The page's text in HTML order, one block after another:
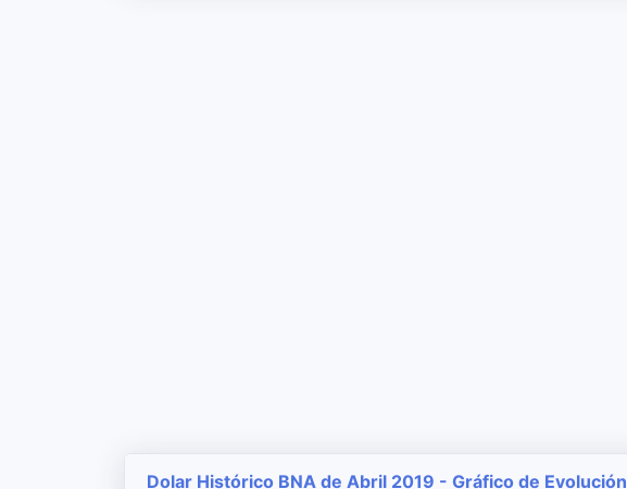
Dolar Histórico BNA de Abril 2019 - Gráfico de Evolución